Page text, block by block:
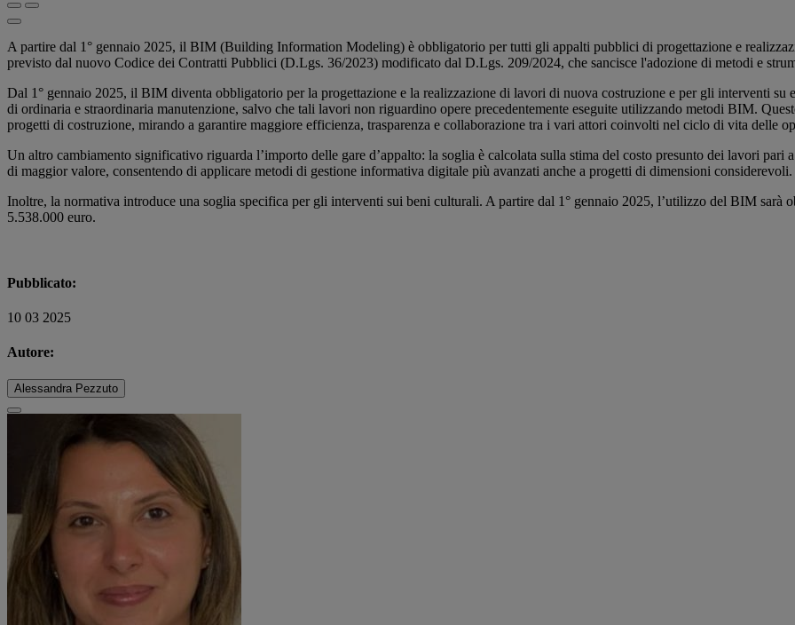
A partire dal 1° gennaio 2025, il BIM (Building Information Modeling) è obbligatorio per tutti gli appalti pubblici di progettazione e
previsto dal nuovo Codice dei Contratti Pubblici (D.Lgs. 36/2023) modificato dal D.Lgs. 209/2024, che sancisce l'adozione di metodi e
Dal 1° gennaio 2025, il BIM diventa obbligatorio per la progettazione e la realizzazione di lavori di nuova costruzione e per gli interventi
di ordinaria e straordinaria manutenzione, salvo che tali lavori non riguardino opere precedentemente eseguite utilizzando metodi BIM.
progetti di costruzione, mirando a garantire maggiore efficienza, trasparenza e collaborazione tra i vari attori coinvolti nel ciclo di vita delle
Un altro cambiamento significativo riguarda l’importo delle gare d’appalto: la soglia è calcolata sulla stima del costo presunto dei lavori
di maggior valore, consentendo di applicare metodi di gestione informativa digitale più avanzati anche a progetti di dimensioni considerevoli.
Inoltre, la normativa introduce una soglia specifica per gli interventi sui beni culturali. A partire dal 1° gennaio 2025, l’utilizzo del BIM
5.538.000 euro.
Pubblicato:
10 03 2025
Autore:
Alessandra Pezzuto